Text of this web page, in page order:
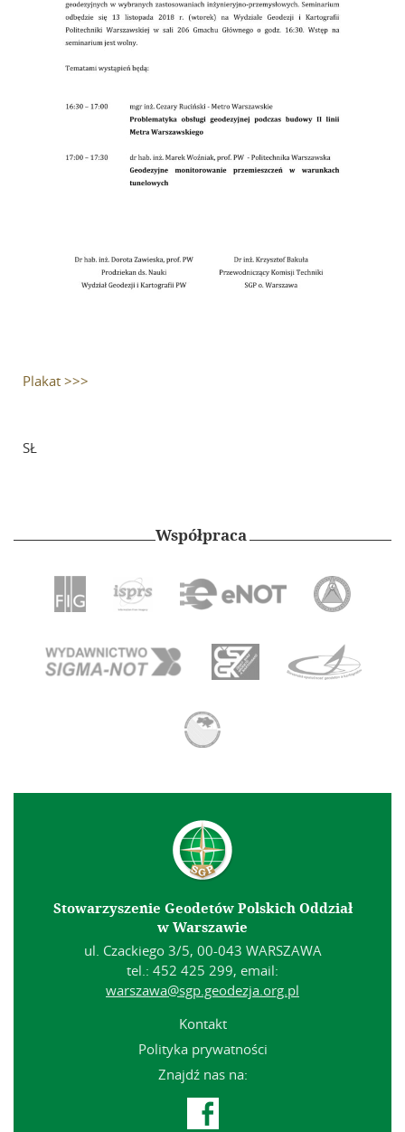
Plakat >>>
SŁ
Współpraca
Stowarzyszenie Geodetów Polskich Oddział
w Warszawie
ul. Czackiego 3/5, 00-043 WARSZAWA
tel.: 452 425 299, email:
warszawa@sgp.geodezja.org.pl
Kontakt
Polityka prywatności
Znajdź nas na:
